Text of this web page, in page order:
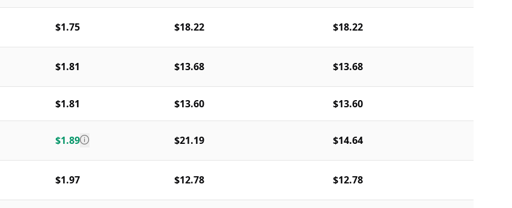
$1.75 $18.22 $18.22
$1.81 $13.68 $13.68
$1.81 $13.60 $13.60
$1.89 $21.19 $14.64
$1.97 $12.78 $12.78